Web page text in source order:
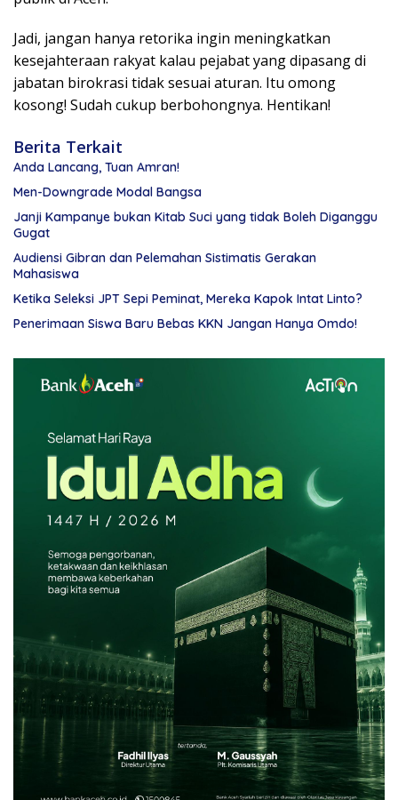
Jadi, jangan hanya retorika ingin meningkatkan
kesejahteraan rakyat kalau pejabat yang dipasang di
jabatan birokrasi tidak sesuai aturan. Itu omong
kosong! Sudah cukup berbohongnya. Hentikan!
Berita Terkait
Anda Lancang, Tuan Amran!
Men-Downgrade Modal Bangsa
Janji Kampanye bukan Kitab Suci yang tidak Boleh Diganggu
Gugat
Audiensi Gibran dan Pelemahan Sistimatis Gerakan
Mahasiswa
Ketika Seleksi JPT Sepi Peminat, Mereka Kapok Intat Linto?
Penerimaan Siswa Baru Bebas KKN Jangan Hanya Omdo!